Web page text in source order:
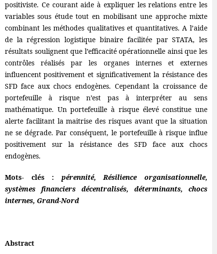
positiviste. Ce courant aide à expliquer les relations entre les
variables sous étude tout en mobilisant une approche mixte
combinant les méthodes qualitatives et quantitatives. A l’aide
de la régression logistique binaire facilitée par STATA, les
résultats soulignent que l’efficacité opérationnelle ainsi que les
contrôles réalisés par les organes internes et externes
influencent positivement et significativement la résistance des
SFD face aux chocs endogènes. Cependant la croissance de
portefeuille à risque n’est pas à interpréter au sens
mathématique. Un portefeuille à risque élevé constitue une
alerte facilitant la maitrise des risques avant que la situation
ne se dégrade. Par conséquent, le portefeuille à risque influe
positivement sur la résistance des SFD face aux chocs
endogènes.
Mots- clés : pérennité, Résilience organisationnelle,
systèmes financiers décentralisés, déterminants, chocs
internes, Grand-Nord
Abstract